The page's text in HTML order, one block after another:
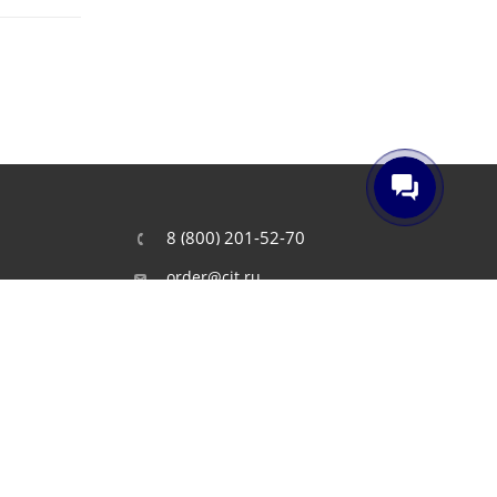
8 (800) 201-52-70
order@cit.ru